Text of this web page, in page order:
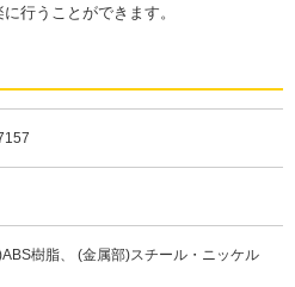
行うことができます。
樹脂、 (金属部)スチール・ニッケル